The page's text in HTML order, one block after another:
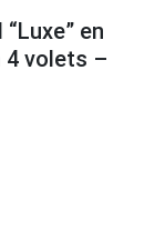
en
4 volets –